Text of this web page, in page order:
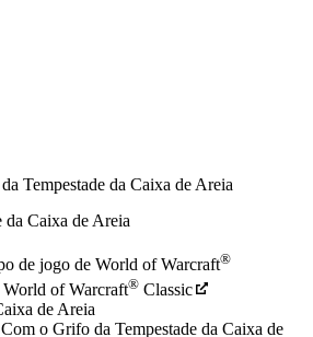
Tempestade da Caixa de Areia
da Caixa de Areia
de jogo de World of Warcraft®
of Warcraft® Classic
de Areia
o Grifo da Tempestade da Caixa de